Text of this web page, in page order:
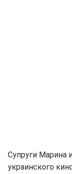
Супруги Марина
украинского